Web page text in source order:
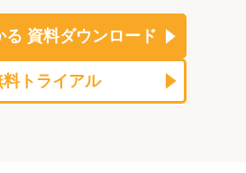
る 資料ダウンロード
料トライアル